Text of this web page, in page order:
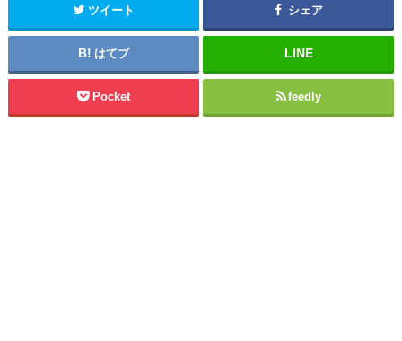
ツイート シェア
はてブ
Pocket feedly